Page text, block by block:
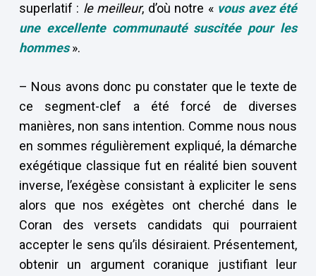
superlatif : le meilleur, d’où notre « vous avez été
une excellente communautésuscitée pour les
hommes».
– Nous avons donc pu constater que le texte de
ce segment-clef a été forcé de diverses
manières, non sans intention. Comme nous nous
en sommes régulièrement expliqué, la démarche
exégétique classique fut en réalité bien souvent
inverse, l’exégèse consistant à expliciter le sens
alors que nos exégètes ont cherché dans le
Coran des versets candidats qui pourraient
accepter le sens qu’ils désiraient. Présentement,
obtenir un argument coranique justifiant leur